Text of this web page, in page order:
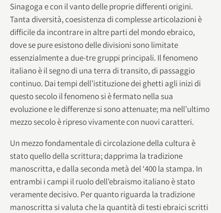
Sinagoga e con il vanto delle proprie differenti origini.
Tanta diversità, coesistenza di complesse articolazioni è
difficile da incontrare in altre parti del mondo ebraico,
dove se pure esistono delle divisioni sono limitate
essenzialmente a due-tre gruppi principali. Il fenomeno
italiano è il segno di una terra di transito, di passaggio
continuo. Dai tempi dell’istituzione dei ghetti agli inizi di
questo secolo il fenomeno si è fermato nella sua
evoluzione e le differenze si sono attenuate; ma nell’ultimo
mezzo secolo è ripreso vivamente con nuovi caratteri.
Un mezzo fondamentale di circolazione della cultura è
stato quello della scrittura; dapprima la tradizione
manoscritta, e dalla seconda metà del ‘400 la stampa. In
entrambi i campi il ruolo dell’ebraismo italiano è stato
veramente decisivo. Per quanto riguarda la tradizione
manoscritta si valuta che la quantità di testi ebraici scritti